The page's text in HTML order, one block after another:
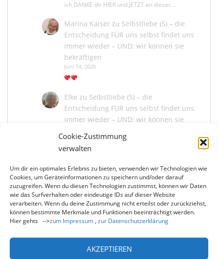
Cookie-Zustimmung
verwalten
Um dir ein optimales Erlebnis zu bieten, verwenden wir Technologien wie
Cookies, um Geräteinformationen zu speichern und/oder darauf
zuzugreifen. Wenn du diesen Technologien zustimmst, können wir Daten
wie das Surfverhalten oder eindeutige IDs auf dieser Website
verarbeiten. Wenn du deine Zustimmung nicht erteilst oder zurückziehst,
können bestimmte Merkmale und Funktionen beeinträchtigt werden.
Hier gehts -->zum Impressum , zur Datenschutzerklärung
AKZEPTIEREN
ich DANKE dir HIER und JETZT an dieser…
Marina Kaiserzu Selbstliebe (5) – die
Entscheidung FÜR uns selbst findet uns
immer wieder – UND: wir können sie
bekräftigen
Juni 14, 2026
Elke zu Selbstliebe (5) – die
Entscheidung FÜR uns selbst findet uns
immer wieder – UND: wir können sie
Juni 13, 2026
Marina KaiserzuSelbstliebe (5) – die
Entscheidung FÜR uns selbst findet uns
immer wieder – UND: wir können sie
bekräftigen
Juni 13, 2026
Du liebe Elke, wie schön, dass du mit mir und